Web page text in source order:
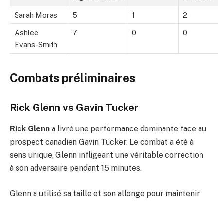
Sarah Moras 5 1 2
Ashlee
Evans-Smith
7 0 0
Combats préliminaires
Rick Glenn vs Gavin Tucker
Rick Glenn a livré une performance dominante face au
prospect canadien Gavin Tucker. Le combat a été à
sens unique, Glenn infligeant une véritable correction
à son adversaire pendant 15 minutes.
Glenn a utilisé sa taille et son allonge pour maintenir